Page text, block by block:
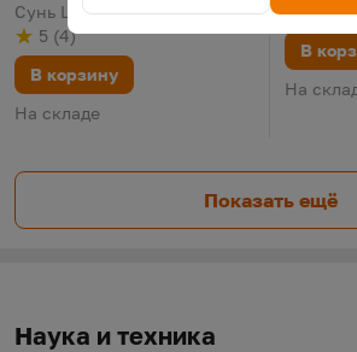
Сунь Цзы, 2022
Рейтинг
5
из 5 (
по результату
4
голосов)
В корзину
На складе
Рейтинг
4.89
из 5 (
по
голосов
В
На
Показать ещё
Наука и техника